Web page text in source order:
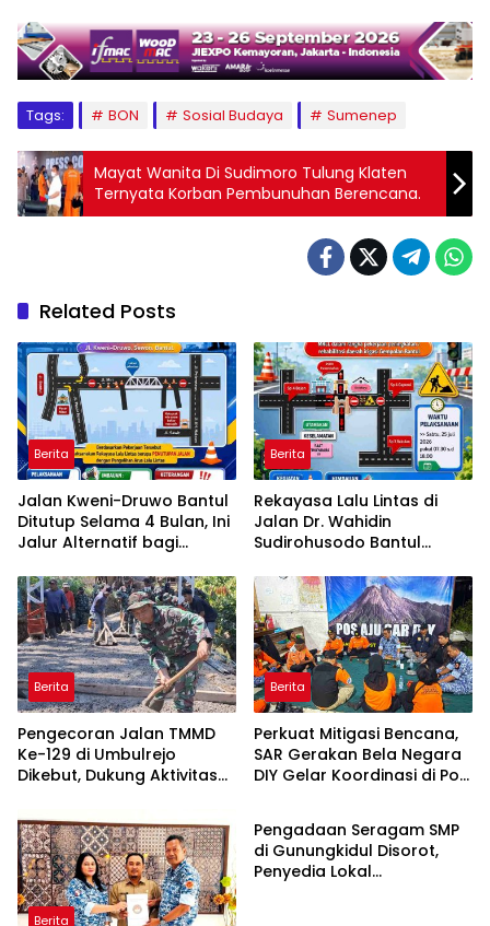
Tags: BON Sosial Budaya Sumenep
Mayat Wanita Di Sudimoro Tulung Klaten
Ternyata Korban Pembunuhan Berencana.
Related Posts
Berita
Jalan Kweni-Druwo Bantul
Ditutup Selama 4 Bulan, Ini
Jalur Alternatif bagi
Berita
Rekayasa Lalu Lintas di
Jalan Dr. Wahidin
Sudirohusodo Bantul
Alternatifnya
Berita
Pengecoran Jalan TMMD
Ke-129 di Umbulrejo
Dikebut, Dukung Aktivitas
Berita
Perkuat Mitigasi Bencana,
SAR Gerakan Bela Negara
DIY Gelar Koordinasi di Pos
Berita
Berita
Pengadaan Seragam SMP
di Gunungkidul Disorot,
Penyedia Lokal